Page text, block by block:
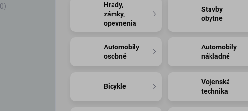
0
Hrady,
zámky,
opevnenia
Stavby
obytné
Automobily
osobné
Automobily
nákladné
Bicykle
Vojenská
technika